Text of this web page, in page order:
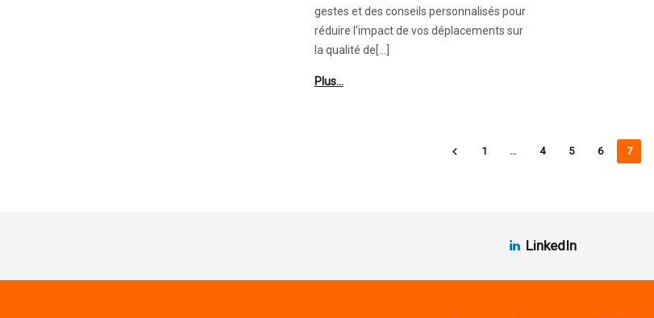
gestes et des conseils personnalisés pour
réduire l’impact de vos déplacements sur
la qualité de[…]
Plus…
1 … 4 5 6 7
LinkedIn